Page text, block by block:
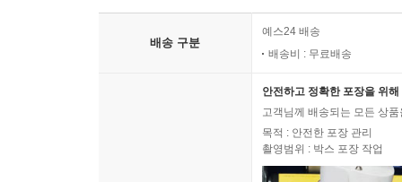
기술과 최근의 새로운 기술을 비교한다. 우선 “기
대한 논의에서 시작하는 이유는 신체 변환 실험
5장 「재생의 노동 : 줄기세포와 자본의 배아체
분야에서 작동하고 있는 서로 다른 신체 생성의
방식에 관해서 서술한다. 저자는 당대 자본의 가
정치경제학의 새로운 비판을 요청하고 있다고 본다.
배송 구분
예스24 배송
배송비 : 무료배송
안전하고 정확한 포장을 위
고객님께 배송되는 모든 상
목적 : 안전한 포장 관리
촬영범위 : 박스 포장 작업